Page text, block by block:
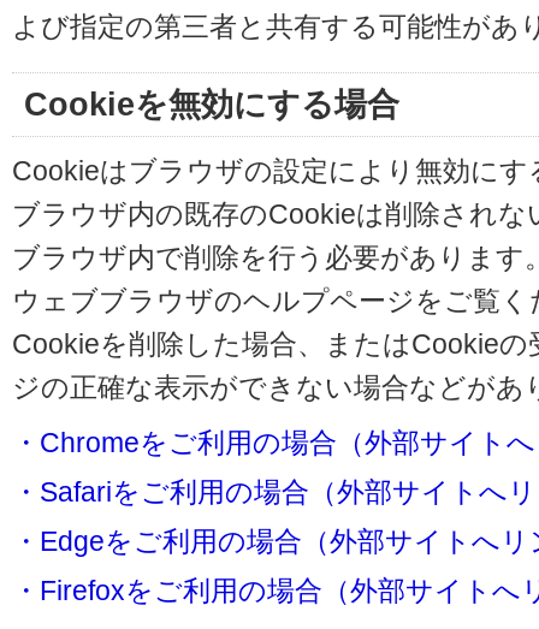
よび指定の第三者と共有する可能性があ
Cookieを無効にする場合
Cookieはブラウザの設定により無効に
ブラウザ内の既存のCookieは削除され
ブラウザ内で削除を行う必要があります
ウェブブラウザのヘルプページをご覧く
Cookieを削除した場合、またはCookie
ジの正確な表示ができない場合などが
・Chromeをご利用の場合（外部サイト
・Safariをご利用の場合（外部サイトへ
・Edgeをご利用の場合（外部サイトへリ
・Firefoxをご利用の場合（外部サイトへ